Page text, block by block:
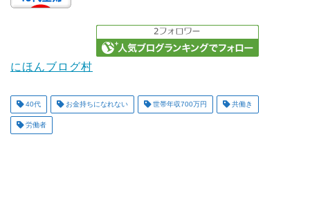
にほんブログ村
40代 お金持ちになれない 世帯年収700万円 共働き
労働者